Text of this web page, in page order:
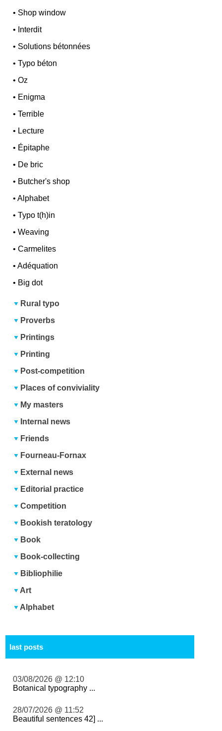
• Shop window
• Interdit
• Solutions bétonnées
•Typo béton
•Oz
• Enigma
•Terrible
• Lecture
• Épitaphe
• De bric
• Butcher's shop
•Alphabet
•Typo t(h)in
•Weaving
•Carmelites
•Adéquation
• Big dot
Rural typo
Proverbs
Printings
Printing
Post-competition
Places of conviviality
My masters
Internal news
Friends
Fourneau-Fornax
External news
Editorial practice
Competition
Bookish teratology
Book
Book-collecting
Bibliophilie
Art
Alphabet
last posts
03/08/2026 @ 12:10
Botanical typography ...
28/07/2026 @ 11:52
Beautiful sentences 42] ...